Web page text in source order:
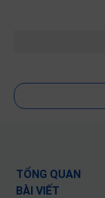
TỔNG QUAN
BÀI VIẾT